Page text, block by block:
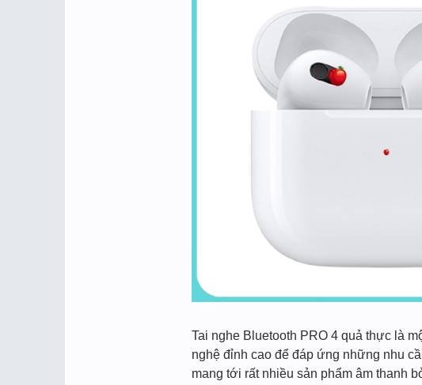
Tai nghe Bluetooth PRO 4 quả thực là
nghệ đỉnh cao để đáp ứng những nhu
mang tới rất nhiều sản phẩm âm thanh